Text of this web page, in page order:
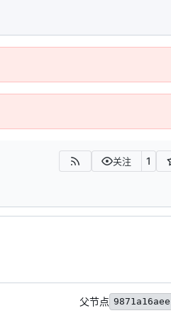
关注 1
父节点 9871a16aee